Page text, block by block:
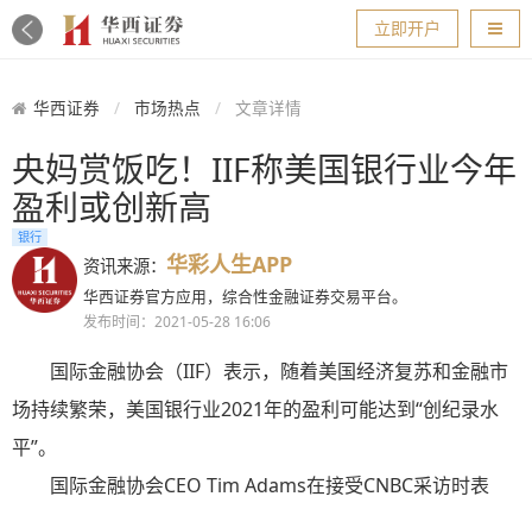
导航
立即开户
华西证券 市场热点 文章详情
央妈赏饭吃！IIF称美国银行业今年
盈利或创新高
银行
资讯来源： 华彩人生APP
华西证券官方应用，综合性金融证券交易平台。
发布时间：2021-05-28 16:06
国际金融协会（IIF）表示，随着美国经济复苏和金融市
场持续繁荣，美国银行业2021年的盈利可能达到“创纪录水
平”。
国际金融协会CEO Tim Adams在接受CNBC采访时表